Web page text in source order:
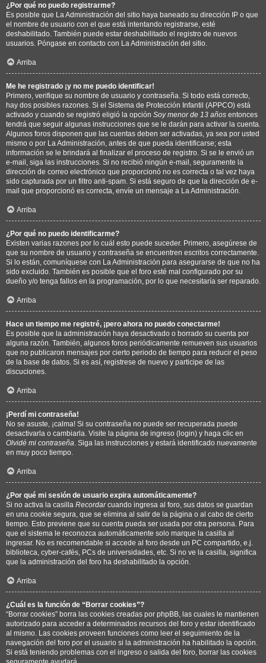
¿Por qué no puedo registrarme?
Es posible que La Administración del sitio haya baneado su dirección IP o que
el nombre de usuario con el que está intentando registrarse, esté
deshabilitado. También puede estar deshabilitado el registro de nuevos
usuarios. Póngase en contacto con La Administración del sitio.
Arriba
Me he registrado ¡y no me puedo identificar!
Primero, verifique su nombre de usuario y contraseña. Si todo está correcto,
hay dos posibles razones. Si el Sistema de Protección Infantil (APPCO) está
activado y cuando se registró eligió la opción Soy menor de 13 años entonces
tendrá que seguir algunas instrucciones que se le darán para activar la cuenta.
Algunos foros disponen que las cuentas deben ser activadas, ya sea por usted
mismo o por La Administración, antes de que pueda identificarse; esta
información se le brindará al finalizar el proceso de registro. Si se le envió un
e-mail, siga las instrucciones. Si no recibió ningún e-mail, seguramente la
dirección de correo electrónico que proporcionó no es correcta o tal vez haya
sido capturada por un filtro anti-spam. Si está seguro de que la dirección de e-
mail que proporcionó es correcta, envíe un mensaje a La Administración.
Arriba
¿Por qué no puedo identificarme?
Existen varias razones por lo cuál esto puede suceder. Primero, asegúrese de
que su nombre de usuario y contraseña se encuentren escritos correctamente.
Si lo están, comuníquese con La Administración para asegurarse de que no ha
sido excluido. También es posible que el foro esté mal configurado por su
dueño y/o tenga fallos en la programación, por lo que necesitaría ser reparado.
Arriba
Hace un tiempo me registré, ¡pero ahora no puedo conectarme!
Es posible que la administración haya desactivado o borrado su cuenta por
alguna razón. También, algunos foros periódicamente remueven sus usuarios
que no publicaron mensajes por cierto periodo de tiempo para reducir el peso
de la base de datos. Si es así, registrese de nuevo y participe de las
discuciones.
Arriba
¡Perdí mi contraseña!
No se asuste, ¡calma! Si su contraseña no puede ser recuperada puede
desactivarla o cambiarla. Visite la página de ingreso (login) y haga clic en
Olvidé mi contraseña . Siga las instrucciones y estará identificado nuevamente
en muy poco tiempo.
Arriba
¿Por qué mi sesión de usuario expira automáticamente?
Si no activa la casilla Recordarcuando ingresa al foro, sus datos se guardan
en una cookie segura, que se elimina al salir de la página o al cabo de cierto
tiempo. Esto previene que su cuenta pueda ser usada por otra persona. Para
que el sistema le reconozca automáticamente solo marque la casilla al
ingresar. No es recomendable si accede al foro desde un PC compartido, e.j.
biblioteca, cyber-cafés, PCs de universidades, etc. Si no ve la casilla, significa
que la administración del foro ha deshabilitado la opción.
Arriba
¿Cuál es la función de “Borrar cookies”?
“Borrar cookies” borra las cookies creadas por phpBB, las cuales le mantienen
autorizado para acceder a determinados recursos del foro y estar identificado
al mismo. Las cookies proveen funciones como leer el seguimiento de la
navegación del foro por el usuario si la administración ha habilitado la opción.
Si está teniendo problemas con el ingreso o salida del foro, borrar las cookies